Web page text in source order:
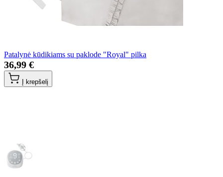
Patalynė kūdikiams su paklode "Royal" pilka
36,99 €
Į krepšelį